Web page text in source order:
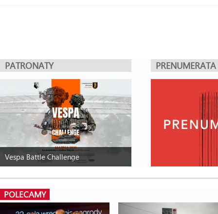
PATRONATY
Vespa Battle Challenge
PRENUMERATA
POLECAMY